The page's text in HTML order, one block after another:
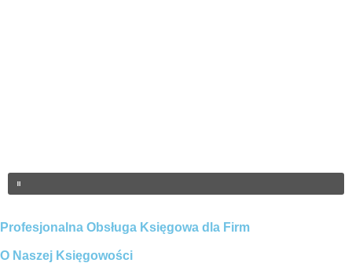
Profesjonalna Obsługa Księgowa dla Firm
O Naszej Księgowości